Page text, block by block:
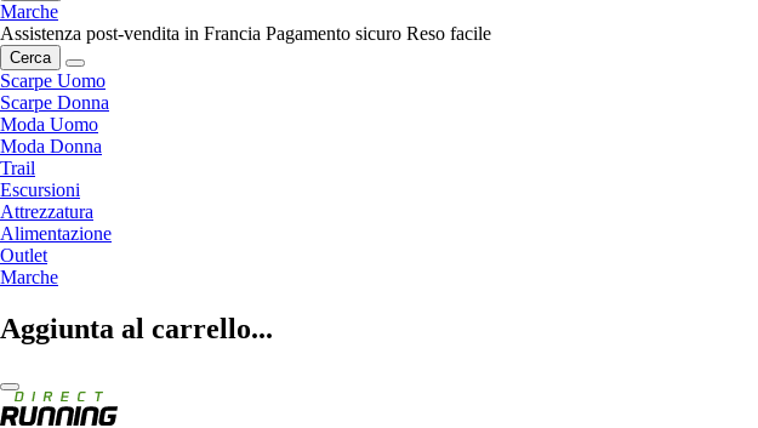
Marche
Assistenza post-vendita in Francia Pagamento sicuro Reso facile
Cerca
Scarpe Uomo
Scarpe Donna
Moda Uomo
Moda Donna
Trail
Escursioni
Attrezzatura
Alimentazione
Outlet
Marche
Aggiunta al carrello...